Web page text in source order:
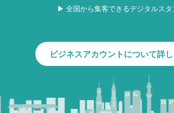
▶ 全国から集客できるデジタルスタ
ビジネスアカウントについて詳